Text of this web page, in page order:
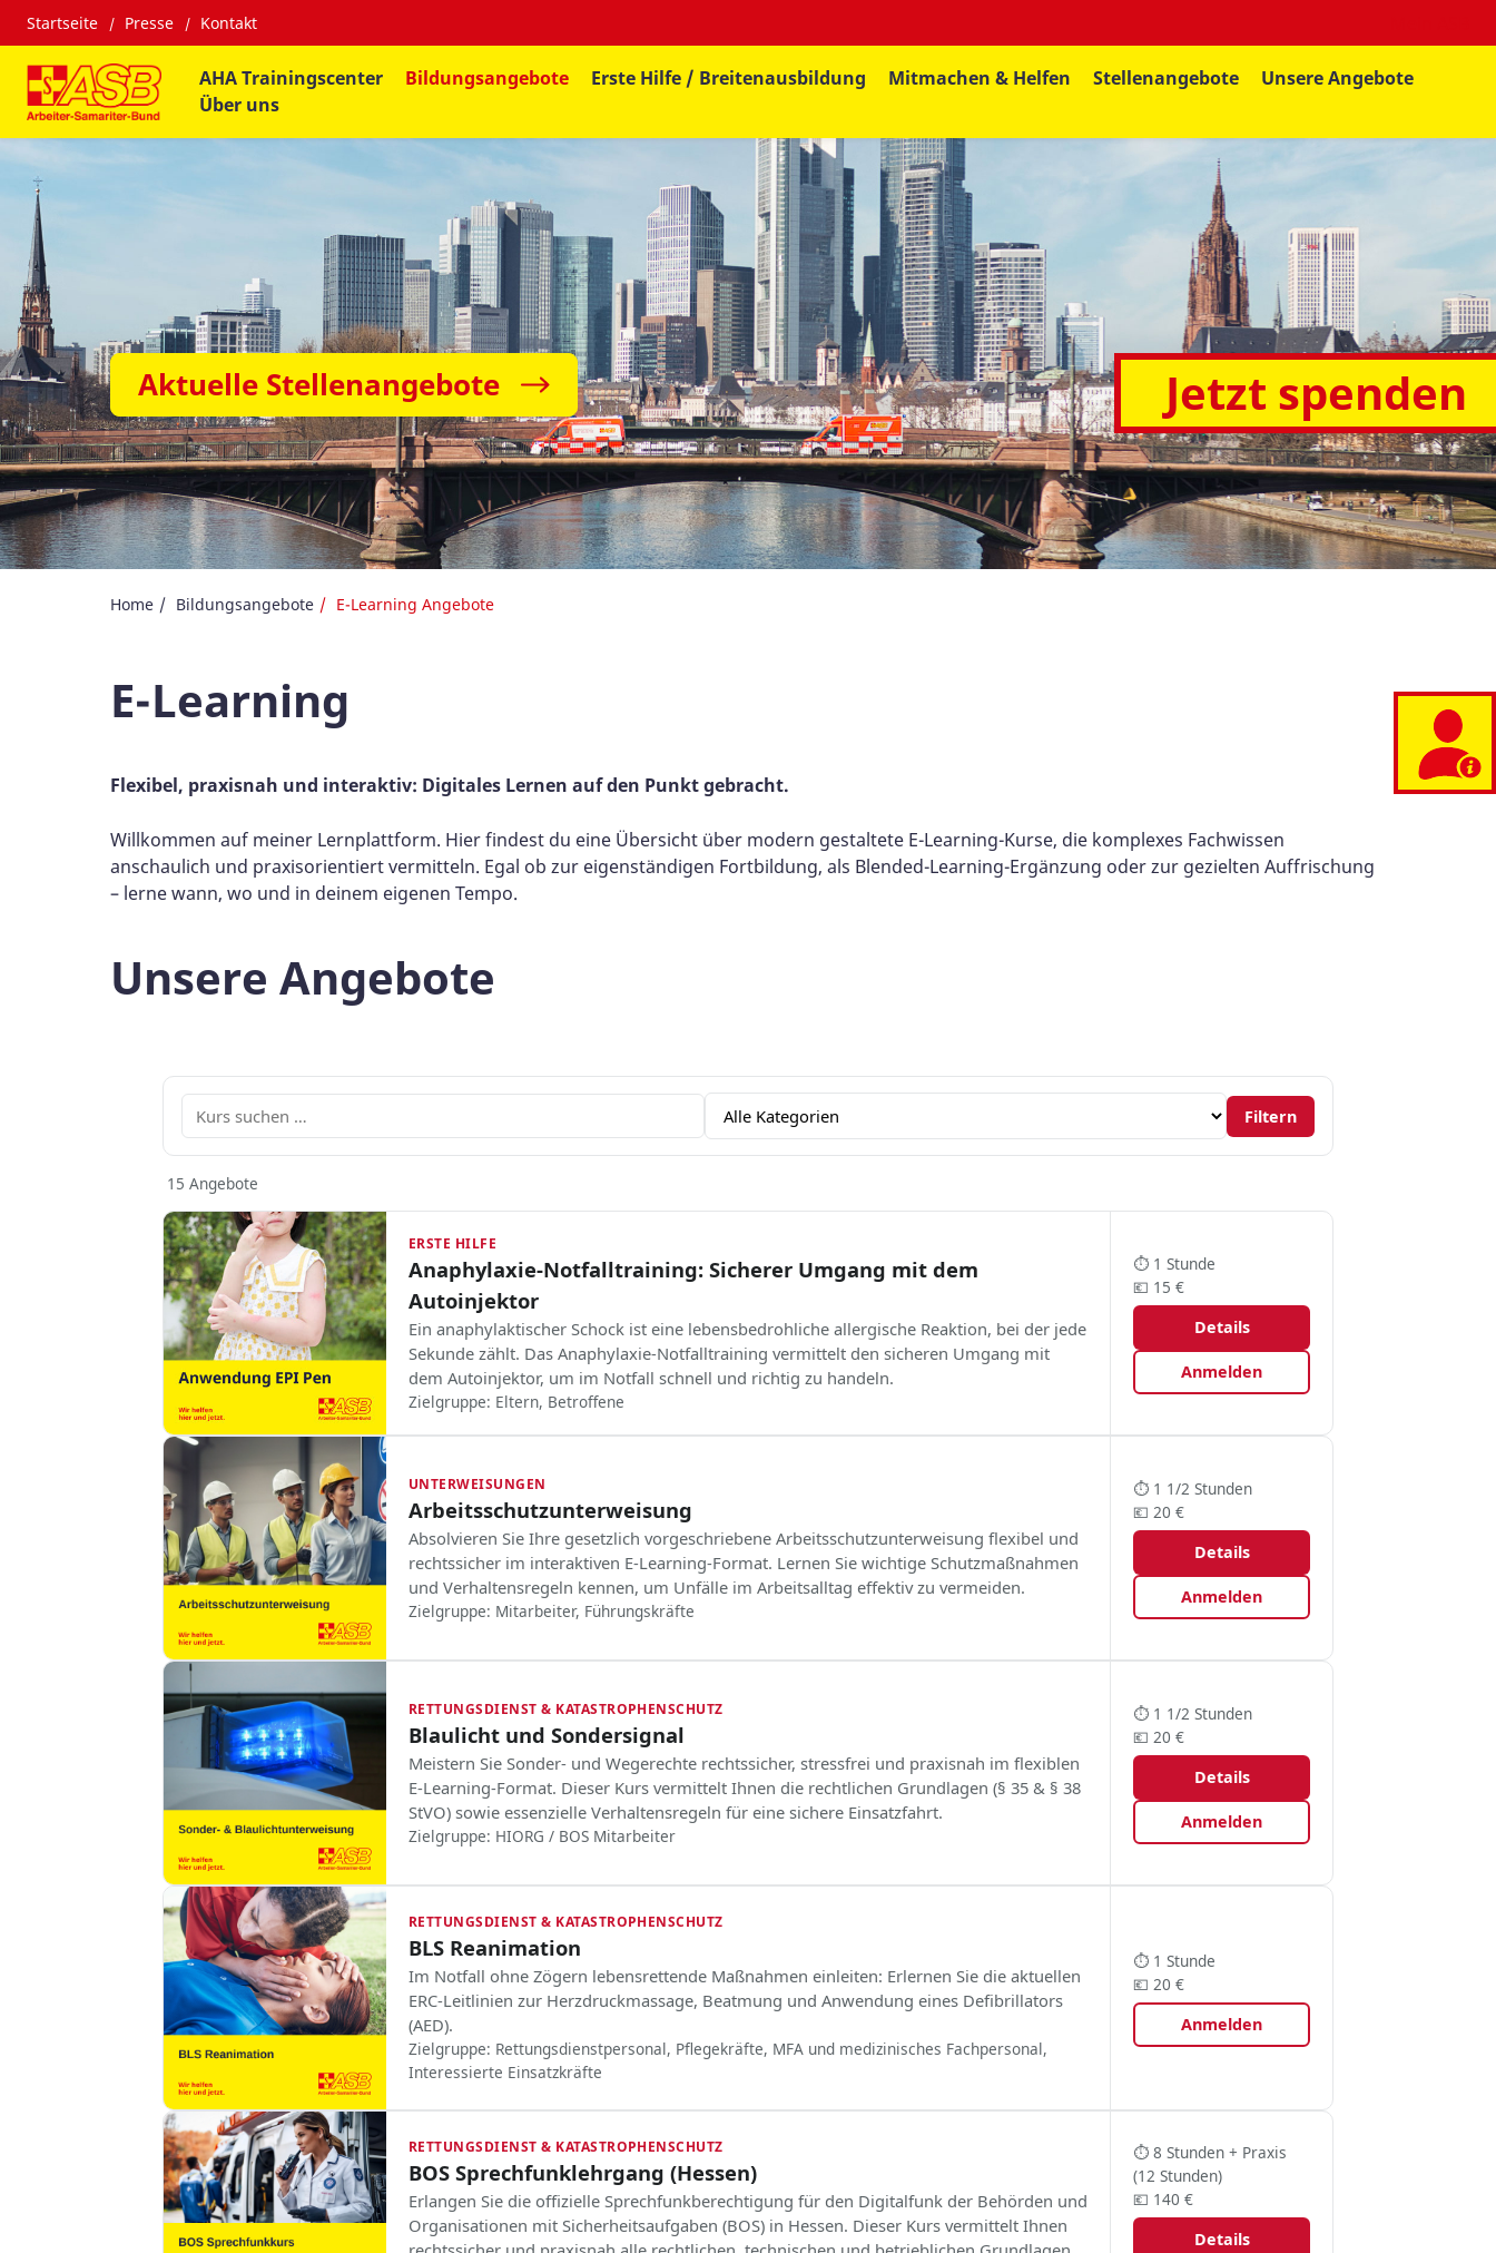
Startseite Presse Kontakt
AHA Trainingscenter Bildungsangebote Erste Hilfe / Breitenausbildung Mitmachen & Helfen Stellenangebote
Unsere Angebote
Über uns
Jetzt spenden
Aktuelle Stellenangebote
Home Bildungsangebote E-Learning Angebote
E-Learning
Flexibel, praxisnah und interaktiv: Digitales Lernen auf den Punkt gebracht.
Willkommen auf meiner Lernplattform. Hier findest du eine Übersicht über modern gestaltete E-Learning-Kurse, die komplexes Fachwissen
anschaulich und praxisorientiert vermitteln. Egal ob zur eigenständigen Fortbildung, als Blended-Learning-Ergänzung oder zur gezielten Auffrischung
– lerne wann, wo und in deinem eigenen Tempo.
Unsere Angebote